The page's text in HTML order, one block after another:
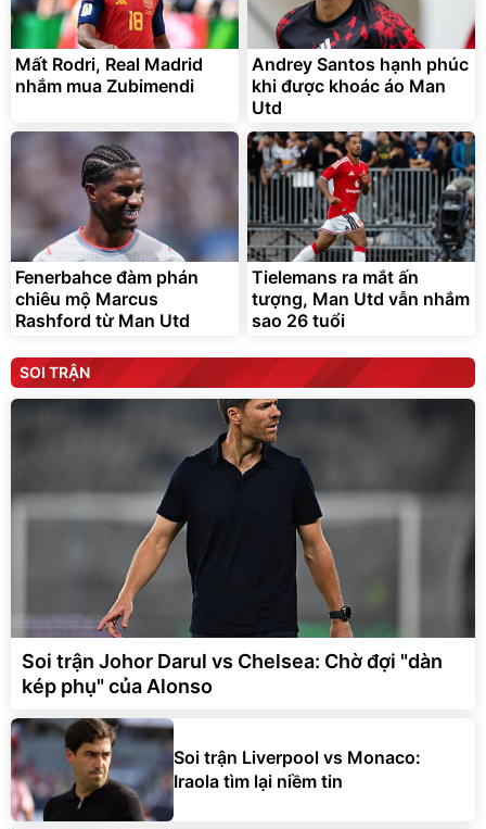
Mất Rodri, Real Madrid
nhắm mua Zubimendi
Andrey Santos hạnh phúc
khi được khoác áo Man
Utd
Fenerbahce đàm phán
chiêu mộ Marcus
Rashford từ Man Utd
Tielemans ra mắt ấn
tượng, Man Utd vẫn nhắm
sao 26 tuổi
SOI TRẬN
Soi trận Johor Darul vs Chelsea: Chờ đợi "dàn
kép phụ" của Alonso
Soi trận Liverpool vs Monaco:
Iraola tìm lại niềm tin